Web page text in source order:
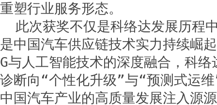
重塑行业服务形态。
此次获奖不仅是科络达发展历程
是中国汽车供应链技术实力持续崛
G与人工智能技术的深度融合，科络
诊断向“个性化升级”与“预测式运
中国汽车产业的高质量发展注入源